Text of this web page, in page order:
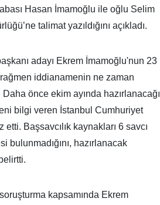
Hasan İmamoğlu ile oğlu Selim
talimat yazıldığını açıkladı.
adayı Ekrem İmamoğlu'nun 23
iddianamenin ne zaman
önce ekim ayında hazırlanacağı
bilgi veren İstanbul Cumhuriyet
etti. Başsavcılık kaynakları 6 savcı
bulunmadığını, hazırlanacak
kapsamında Ekrem